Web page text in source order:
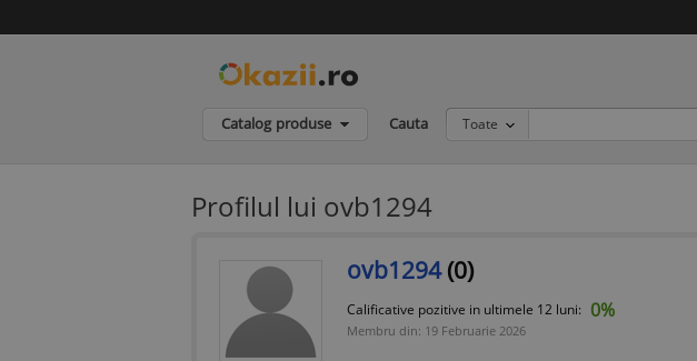
Catalog produse Cauta Toate
Profilul lui ovb1294
ovb1294(0)
Calificative pozitive in ultimele 12 luni: 0%
Membru din: 19 Februarie 2026